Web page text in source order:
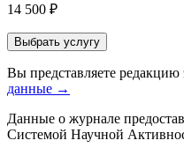
14 500 ₽
Выбрать услугу
Вы представляете редакцию
данные →
Данные о журнале
Системой Научной